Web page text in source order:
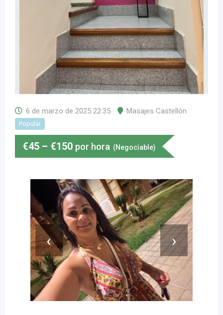
6 de marzo de 2025 22:35 Masajes Castellón
Popular
€45 – €150 por hora (Negociable)
‹ ›